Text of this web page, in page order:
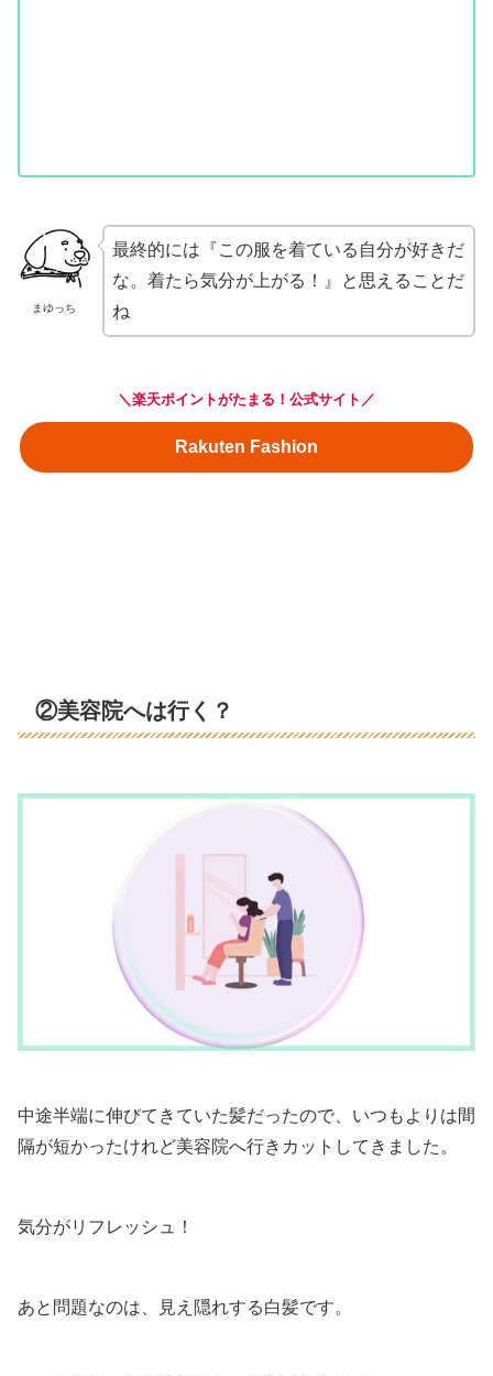
まゆっち
最終的には『この服を着ている自分が好きだ
な。着たら気分が上がる！』と思えることだ
ね
＼楽天ポイントがたまる！公式サイト／
Rakuten Fashion
②美容院へは行く？
中途半端に伸びてきていた髪だったので、いつもよりは間
隔が短かったけれど美容院へ行きカットしてきました。
気分がリフレッシュ！
あと問題なのは、見え隠れする白髪です。